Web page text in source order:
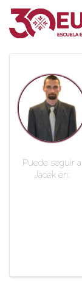
Puede seguir a
Jacek en: